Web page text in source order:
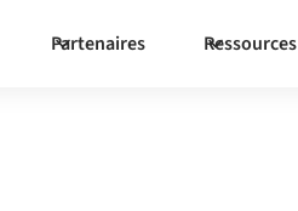
Partenaires Ressources